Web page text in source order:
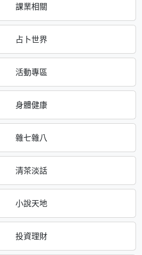
課業相關
占卜世界
活動專區
身體健康
雜七雜八
清茶淡話
小說天地
投資理財